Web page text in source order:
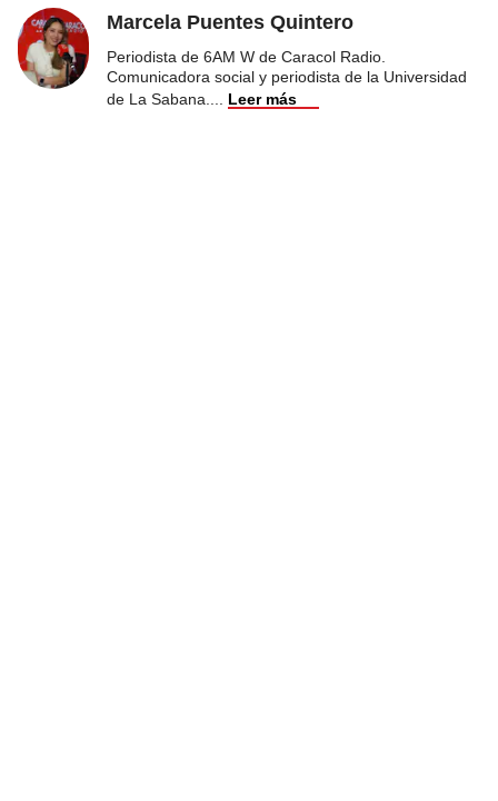
Marcela Puentes Quintero
Periodista de 6AM W de Caracol Radio.
Comunicadora social y periodista de la Universidad
de La Sabana.
Leer más